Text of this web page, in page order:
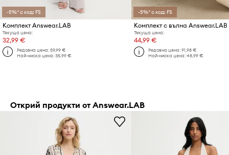
-5%* с код: FS
Комплект Answear.LAB
Текуща цена:
32,99 €
Редовна цена:59,99 €
Най-ниска цена:35,99 €
-5%* с код: FS
Комплект с вълна Answear.LAB
Текуща цена:
44,99 €
Редовна цена:91,98 €
Най-ниска цена:48,99 €
Открий продукти от Answear.LAB